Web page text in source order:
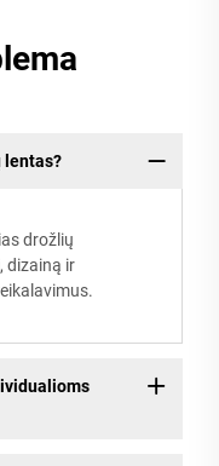
lentas?
drožlių
dizainą ir